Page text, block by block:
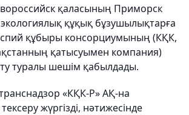
қаласының Приморск
құқық бұзушылықтарға
құбыры консорциумының (КҚК,
қатысуымен компания)
туралы шешім қабылдады.
«КҚК-Р» АҚ-на
жүргізді, нәтижесінде